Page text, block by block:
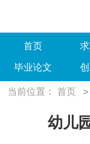
首页
毕业论文
当前位置： 首页 >
幼儿